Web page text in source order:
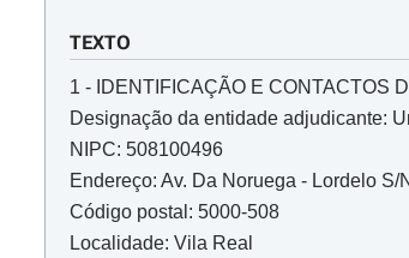
TEXTO
1 - IDENTIFICAÇÃO E CONTACTOS
Designação da entidade adjudicante:
NIPC: 508100496
Endereço: Av. Da Noruega - Lordelo S/N
Código postal: 5000-508
Localidade: Vila Real